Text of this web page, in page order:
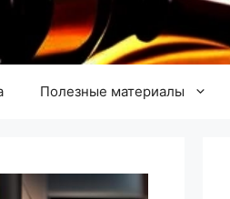
Полезные материалы